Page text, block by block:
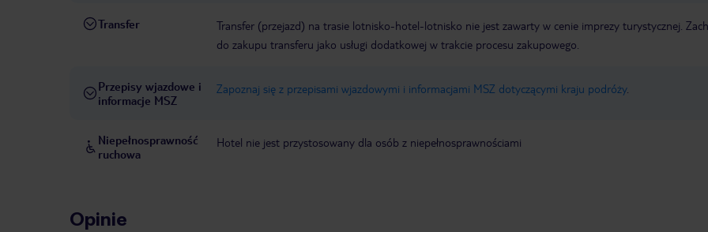
Transfer
Transfer (przejazd) na trasie lotnisko-hotel-lotnisko nie jest zawarty w cenie imprezy turystycznej.
do zakupu transferu jako usługi dodatkowej w trakcie procesu zakupowego.
Przepisy wjazdowe i
informacje MSZ
Zapoznaj się z przepisami wjazdowymi i informacjami MSZ dotyczącymi kraju podróży.
Niepełnosprawność
ruchowa
Hotel nie jest przystosowany dla osób z niepełnosprawnościami
Opinie